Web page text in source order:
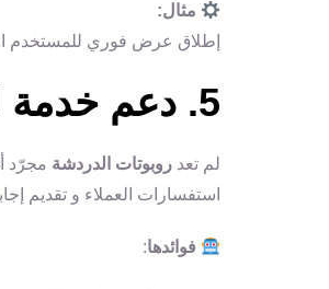
مثال:
إطلاق عرض فوري للمستخدم
5. دعم خدمة العملاء بذكاء من خلال Chatbots
لم تعد روبوتات الدردشة مجرّد
استفسارات العملاء و تقديم
فوائدها: